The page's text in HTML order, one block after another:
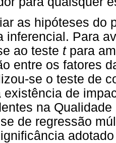
as hipóteses do
inferencial. Para
ao teste tpara
entre os fatores
se o teste de
existência de
na
de regressão